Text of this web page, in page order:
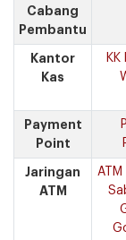
Cabang
Pembantu
Kantor
Kas
Payment
Point
Jaringan
ATM